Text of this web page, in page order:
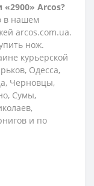
Arcos?
в нашем
arcos.com.ua.
нож.
курьерской
Одесса,
Черновцы,
Сумы,
и по